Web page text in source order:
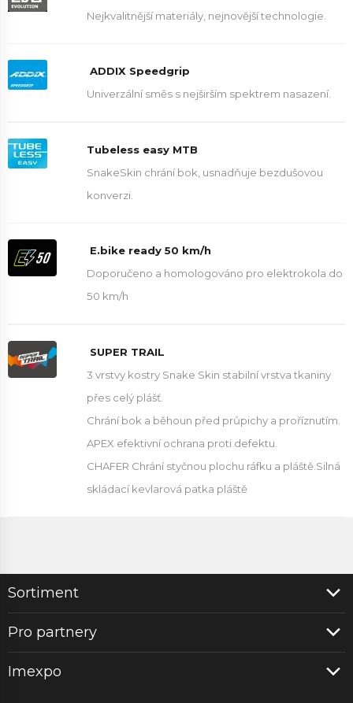
Nejkvalitnější materiály, nejnovější technologie.
ADDIX Speedgrip
Univerzální směs s nejširším spektrem nasazení.
Tubeless easy MTB
SnakeSkin chrání bok, usnadňuje bezdušovou
konverzi.
E.bike ready 50 km/h
Doporučeno a homologováno pro elektrokola do
50 km/h
SUPER TRAIL
3 vrstvy kostry Snake Skin stabilní vrstva tkaniny
přes celý plášť.
Chrání bok a běhoun před průpichy a proříznutím.
APEX efektivní ochrana proti defektu.
CHAFER Chrání styčnou plochu ráfku a pláště.Silná
skládací kevlarová patka pláště
Sortiment
Pro partnery
Imexpo